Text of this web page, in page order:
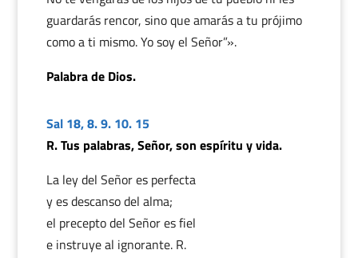
guardarás rencor, sino que amarás a tu prójimo
como a ti mismo. Yo soy el Señor”».
Palabra de Dios.
Sal 18, 8. 9. 10. 15
R. Tus palabras, Señor, son espíritu y vida.
La ley del Señor es perfecta
y es descanso del alma;
el precepto del Señor es fiel
e instruye al ignorante. R.